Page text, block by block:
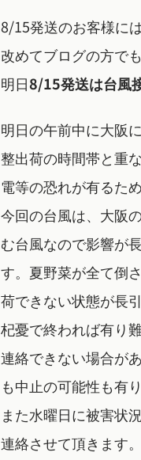
8/15発送のお客様に
改めてブログの方で
明日8/15発送は台風
明日の午前中に大阪
整出荷の時間帯と重
電等の恐れが有るた
今回の台風は、大阪
む台風なので影響が
す。夏野菜が全て倒
荷できない状態が長
杞憂で終われば有り
連絡できない場合が
も中止の可能性も有
また水曜日に被害状
連絡させて頂きます。